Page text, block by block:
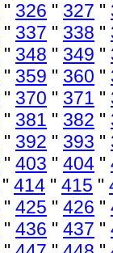
" 326 " 327 "
" 337 " 338 "
" 348 " 349 "
" 359 " 360 "
" 370 " 371 "
" 381 " 382 "
" 392 " 393 "
" 403 " 404 "
" 414 " 415 "
" 425 " 426 "
" 436 " 437 "